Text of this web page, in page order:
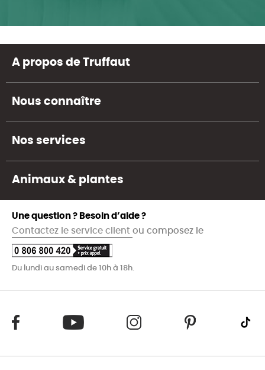
A propos de Truffaut
Nous connaître
Nos services
Animaux & plantes
Une question ? Besoin d’aide ?
Contactez le service client ou composez le
Du lundi au samedi de 10h à 18h.